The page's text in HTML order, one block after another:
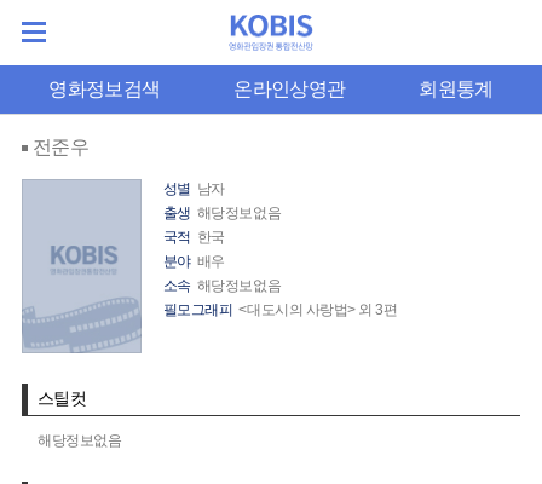
영화정보검색 온라인상영관 회원통계
전준우
성별 남자
출생 해당정보없음
국적 한국
분야 배우
소속 해당정보없음
필모그래피 <대도시의 사랑법> 외 3편
스틸컷
해당정보없음